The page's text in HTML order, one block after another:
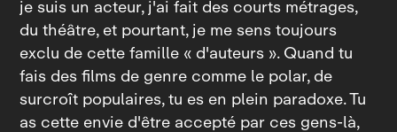
je suis un acteur, j'ai fait des courts métrages,
du théâtre, et pourtant, je me sens toujours
exclu de cette famille « d'auteurs ». Quand tu
fais des films de genre comme le polar, de
surcroît populaires, tu es en plein paradoxe. Tu
as cette envie d'être accepté par ces gens-là,